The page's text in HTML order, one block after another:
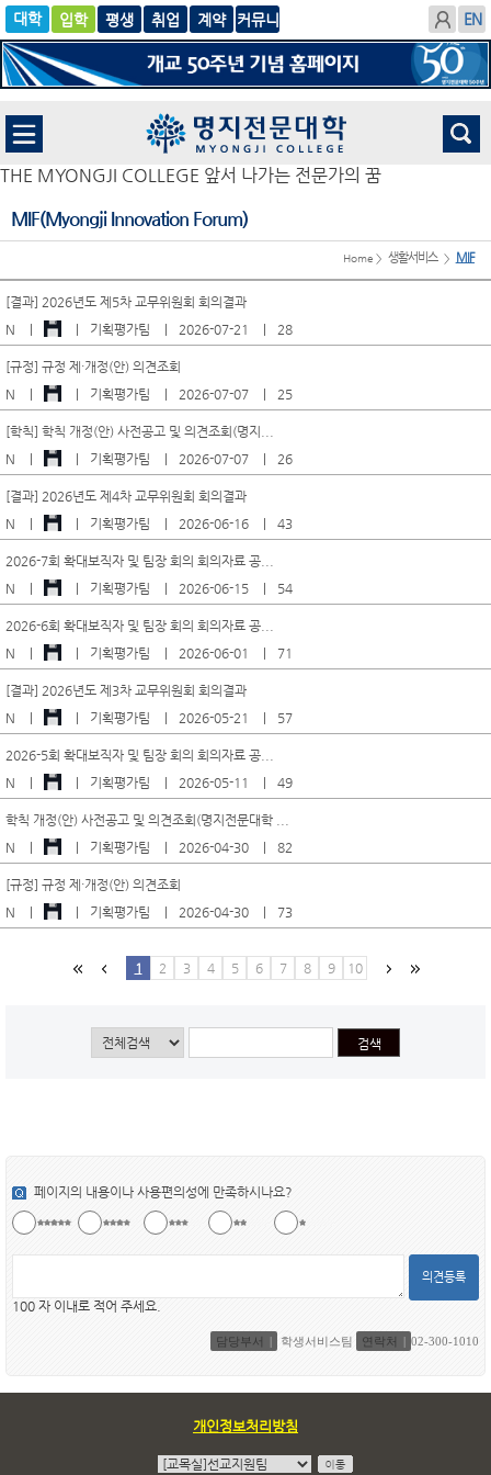
입학
글로
벌
평생 취업
계
약
THE MYONGJI COLLEGE 앞서 나가는 전문가의 꿈
MIF(Myongji Innovation Forum)
Home > 생활서비스 > MIF
[결과] 2026년도 제5차 교무위원회 회의결과
N
기획평가팀 2026-07-21 28
[규정] 규정 제・개정(안) 의견조회
N
기획평가팀 2026-07-07 25
[학칙] 학칙 개정(안) 사전공고 및 의견조회(명지...
N
기획평가팀 2026-07-07 26
[결과] 2026년도 제4차 교무위원회 회의결과
N
기획평가팀 2026-06-16 43
2026-7회 확대보직자 및 팀장 회의 회의자료 공...
N
기획평가팀 2026-06-15 54
2026-6회 확대보직자 및 팀장 회의 회의자료 공...
N
기획평가팀 2026-06-01 71
[결과] 2026년도 제3차 교무위원회 회의결과
N
기획평가팀 2026-05-21 57
2026-5회 확대보직자 및 팀장 회의 회의자료 공...
N
기획평가팀 2026-05-11 49
학칙 개정(안) 사전공고 및 의견조회(명지전문대학 ...
N
기획평가팀 2026-04-30 82
[규정] 규정 제・개정(안) 의견조회
N
기획평가팀 2026-04-30 73
1 2 3 4 5 6 7 8 9 10
페이지의 내용이나 사용편의성에 만족하시나요?
의견등록
100 자 이내로 적어 주세요.
담당부서 학생서비스팀 연락처 02-300-1010
개인정보처리방침